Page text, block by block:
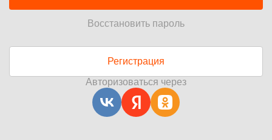
Восстановить пароль
Регистрация
Авторизоваться через